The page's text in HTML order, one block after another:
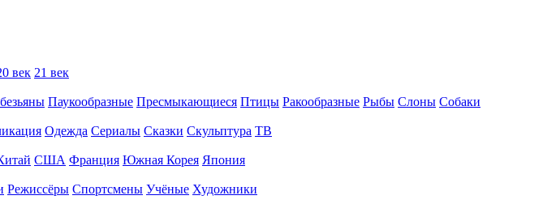
век 21 век
Паукообразные Пресмыкающиеся Птицы Ракообразные Рыбы Слоны Собаки
Одежда Сериалы Сказки Скульптура ТВ
США Франция Южная Корея Япония
Режиссёры Спортсмены Учёные Художники